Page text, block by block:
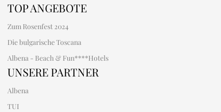
TOP ANGEBOTE
Zum Rosenfest 2024
Die bulgarische Toscana
Albena - Beach & Fun****Hotels
UNSERE PARTNER
Albena
TUI